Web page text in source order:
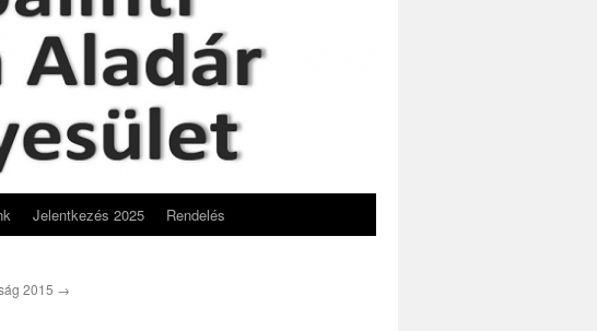
Jelentkezés 2025 Rendelés
2015 →